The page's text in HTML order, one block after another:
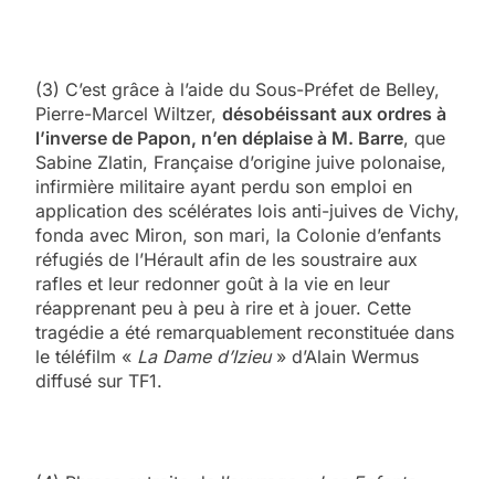
(3) C’est grâce à l’aide du Sous-Préfet de Belley,
Pierre-Marcel Wiltzer, désobéissant aux ordres à
l’inverse de Papon, n’en déplaise à M. Barre, que
Sabine Zlatin, Française d’origine juive polonaise,
infirmière militaire ayant perdu son emploi en
application des scélérates lois anti-juives de Vichy,
fonda avec Miron, son mari, la Colonie d’enfants
réfugiés de l’Hérault afin de les soustraire aux
rafles et leur redonner goût à la vie en leur
réapprenant peu à peu à rire et à jouer. Cette
tragédie a été remarquablement reconstituée dans
le téléfilm « La Dame d’Izieu» d’Alain Wermus
diffusé sur TF1.